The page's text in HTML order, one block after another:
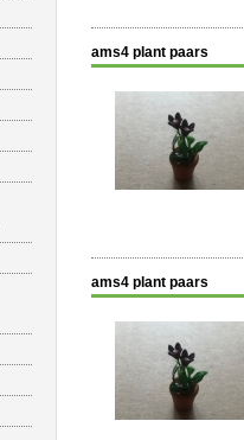
ams4 plant paars
ams4 plant paars